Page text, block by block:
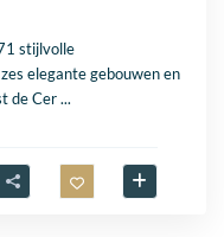
stijlvolle
elegante gebouwen en
de Cer...